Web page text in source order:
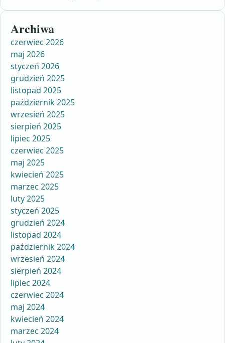
Archiwa
czerwiec 2026
maj 2026
styczeń 2026
grudzień 2025
listopad 2025
październik 2025
wrzesień 2025
sierpień 2025
lipiec 2025
czerwiec 2025
maj 2025
kwiecień 2025
marzec 2025
luty 2025
styczeń 2025
grudzień 2024
listopad 2024
październik 2024
wrzesień 2024
sierpień 2024
lipiec 2024
czerwiec 2024
maj 2024
kwiecień 2024
marzec 2024